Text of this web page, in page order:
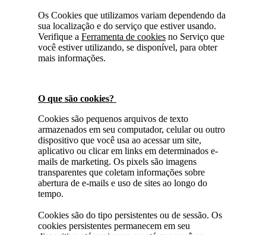
Os Cookies que utilizamos variam dependendo da
sua localização e do serviço que estiver usando.
Verifique a Ferramenta de cookies no Serviço que
você estiver utilizando, se disponível, para obter
mais informações.
O que são cookies?
Cookies são pequenos arquivos de texto
armazenados em seu computador, celular ou outro
dispositivo que você usa ao acessar um site,
aplicativo ou clicar em links em determinados e-
mails de marketing. Os pixels são imagens
transparentes que coletam informações sobre
abertura de e-mails e uso de sites ao longo do
tempo.
Cookies são do tipo persistentes ou de sessão. Os
cookies persistentes permanecem em seu